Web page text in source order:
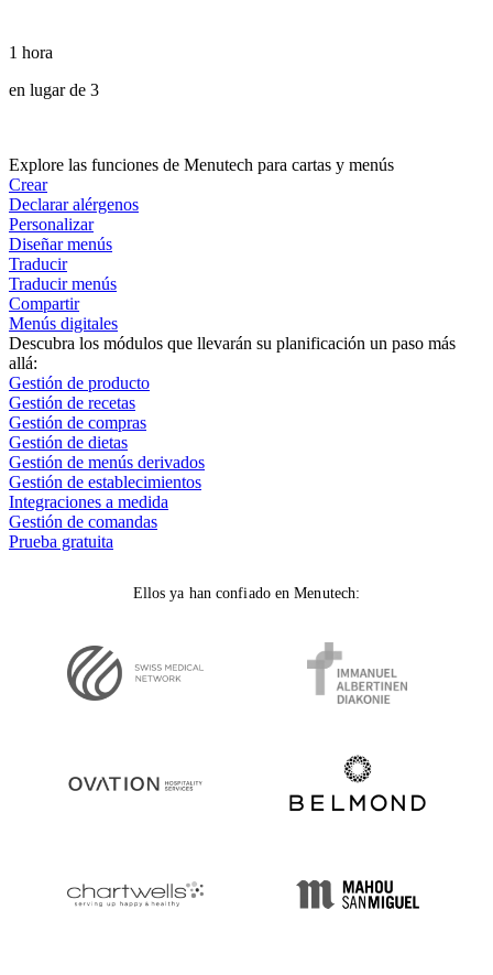
1 hora
en lugar de 3
Explore las funciones de Menutech para cartas y menús
Crear
Declarar alérgenos
Personalizar
Diseñar menús
Traducir
Traducir menús
Compartir
Menús digitales
Descubra los módulos que llevarán su planificación un paso más
allá:
Gestión de producto
Gestión de recetas
Gestión de compras
Gestión de dietas
Gestión de menús derivados
Gestión de establecimientos
Integraciones a medida
Gestión de comandas
Prueba gratuita
Ellos ya han confiado en Menutech: